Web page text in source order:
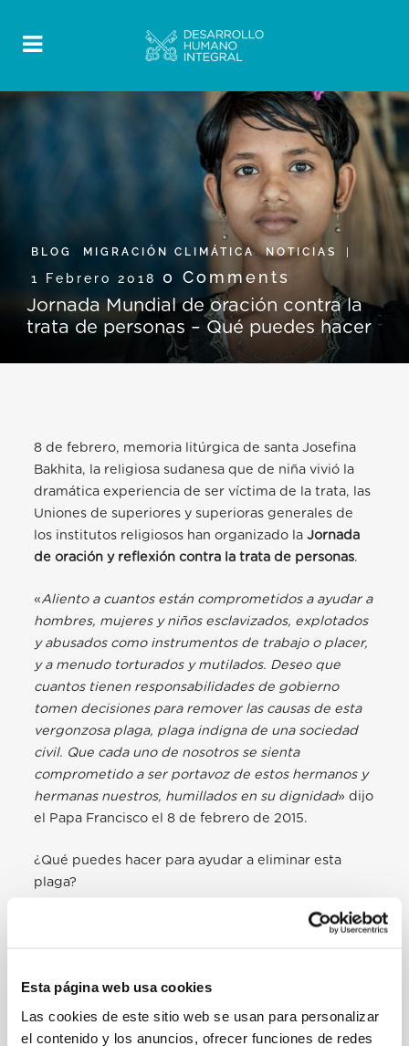
Esta página web usa cookies
Las cookies de este sitio web se usan para personalizar
el contenido y los anuncios, ofrecer funciones de redes
BLOG , MIGRACIÓN CLIMÁTICA,NOTICIAS
1 Febrero 2018 0 Comments
Jornada Mundial de oración contra la
trata de personas – Qué puedes hacer
8 de febrero, memoria litúrgica de santa Josefina
Bakhita, la religiosa sudanesa que de niña vivió la
dramática experiencia de ser víctima de la trata, las
Uniones de superiores y superioras generales de
los institutos religiosos han organizado laJornada
de oración y reflexión contra la trata de personas.
«Aliento a cuantos están comprometidos a ayudar a
hombres, mujeres y niños esclavizados, explotados
y abusados como instrumentos de trabajo o placer,
y a menudo torturados y mutilados. Deseo que
cuantos tienen responsabilidades de gobierno
tomen decisiones para remover las causas de esta
vergonzosa plaga, plaga indigna de una sociedad
civil. Que cada uno de nosotros se sienta
comprometido a ser portavoz de estos hermanos y
hermanas nuestros, humillados en su dignidad» dijo
el Papa Francisco el 8 de febrero de 2015.
¿Qué puedes hacer para ayudar a eliminar esta
plaga?
en el mundo y
están comprometidas contra la trata
Apoya la
contra la trata de personas.